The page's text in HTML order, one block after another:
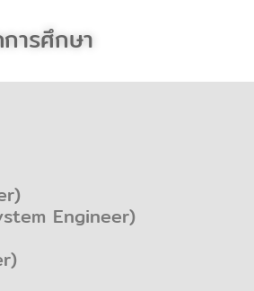
ารศึกษา
Engineer)